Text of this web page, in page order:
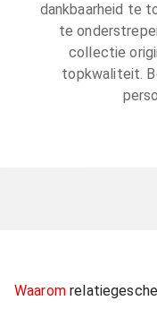
dankbaarheid te
te
collectie
topkwaliteit.
Waarom